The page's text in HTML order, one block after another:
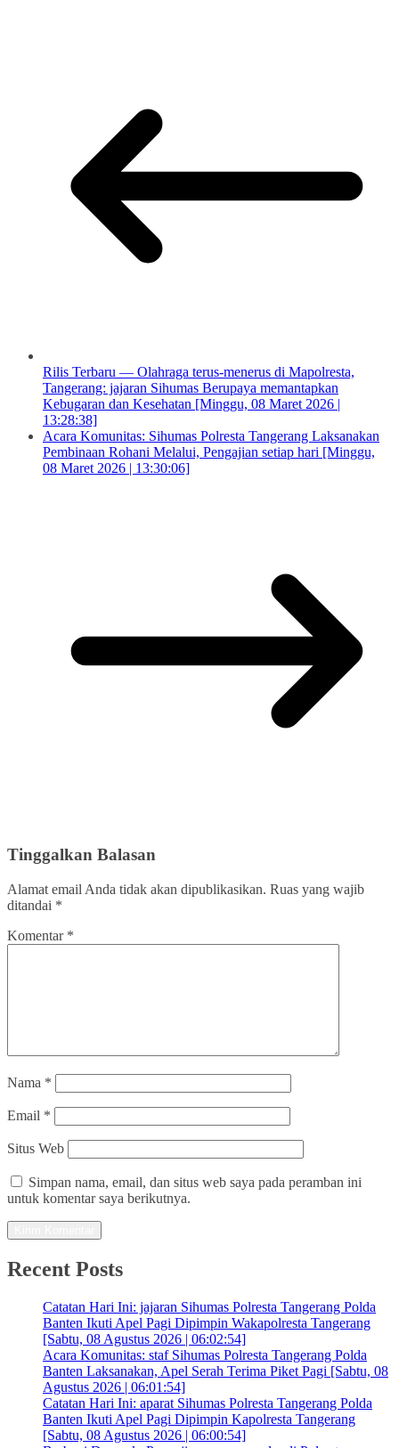
Rilis Terbaru — Olahraga terus-menerus di Mapolresta,
Tangerang: jajaran Sihumas Berupaya memantapkan
Kebugaran dan Kesehatan [Minggu, 08 Maret 2026 |
13:28:38]
Acara Komunitas: Sihumas Polresta Tangerang Laksanakan
Pembinaan Rohani Melalui, Pengajian setiap hari [Minggu,
08 Maret 2026 | 13:30:06]
Tinggalkan Balasan
Alamat email Anda tidak akan dipublikasikan. Ruas yang wajib
ditandai *
Komentar *
Nama *
Email *
Situs Web
Simpan nama, email, dan situs web saya pada peramban ini
untuk komentar saya berikutnya.
Recent Posts
Catatan Hari Ini: jajaran Sihumas Polresta Tangerang Polda
Banten Ikuti Apel Pagi Dipimpin Wakapolresta Tangerang
[Sabtu, 08 Agustus 2026 | 06:02:54]
Acara Komunitas: staf Sihumas Polresta Tangerang Polda
Banten Laksanakan, Apel Serah Terima Piket Pagi [Sabtu, 08
Agustus 2026 | 06:01:54]
Catatan Hari Ini: aparat Sihumas Polresta Tangerang Polda
Banten Ikuti Apel Pagi Dipimpin Kapolresta Tangerang
[Sabtu, 08 Agustus 2026 | 06:00:54]